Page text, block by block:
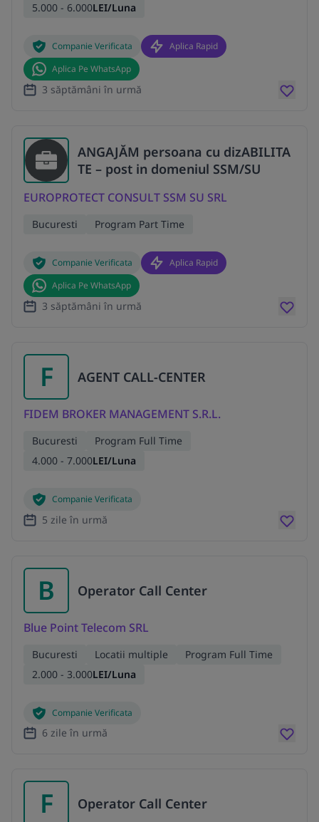
5.000 - 6.000LEI/Luna
Companie Verificata
Aplica Rapid
Aplica Pe WhatsApp
3 săptămâni în urmă
ANGAJĂM persoana cu dizABILITA
TE – post in domeniul SSM/SU
EUROPROTECT CONSULT SSM SU SRL
Bucuresti Program Part Time
Companie Verificata
Aplica Rapid
Aplica Pe WhatsApp
3 săptămâni în urmă
F AGENT CALL-CENTER
FIDEM BROKER MANAGEMENT S.R.L.
Bucuresti
Program Full Time
4.000 - 7.000LEI/Luna
Companie Verificata
5 zile în urmă
B Operator Call Center
Blue Point Telecom SRL
Bucuresti Locatii multiple
Program Full Time
2.000 - 3.000LEI/Luna
Companie Verificata
6 zile în urmă
F Operator Call Center